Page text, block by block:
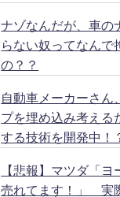
ナゾなんだが、車の
らない奴ってなんで
の？？
自動車メーカーさん
プを埋め込み考える
する技術を開発中！
【悲報】マツダ「ヨ
売れてます！」 実